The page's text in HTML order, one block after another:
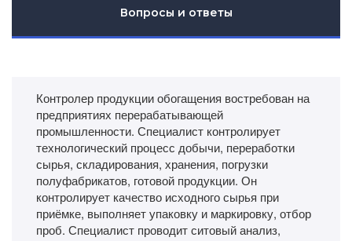
Вопросы и ответы
Контролер продукции обогащения востребован на
предприятиях перерабатывающей
промышленности. Специалист контролирует
технологический процесс добычи, переработки
сырья, складирования, хранения, погрузки
полуфабрикатов, готовой продукции. Он
контролирует качество исходного сырья при
приёмке, выполняет упаковку и маркировку, отбор
проб. Специалист проводит ситовый анализ,